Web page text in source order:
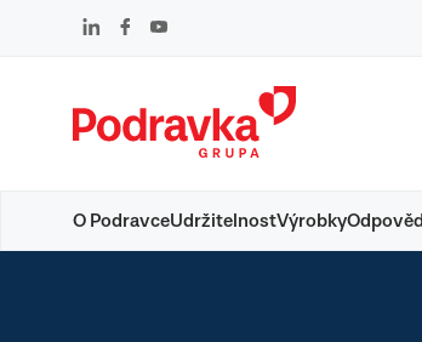
O PodravceUdržitelnostVýrobky